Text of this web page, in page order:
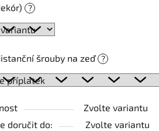
?
šrouby na zeď ?
Zvolte variantu
doručit do:
Zvolte variantu